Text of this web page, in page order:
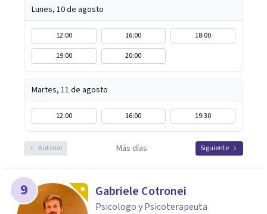
emocional con una mirada práctica sobre tu vida diaria.
Lunes, 10 de agosto
12:00 16:00
18:00
19:00
20:00
Martes, 11 de agosto
12:00 16:00 19:30
Anterior Más días Siguiente
9 Gabriele Cotronei
Psicologo y Psicoterapeuta